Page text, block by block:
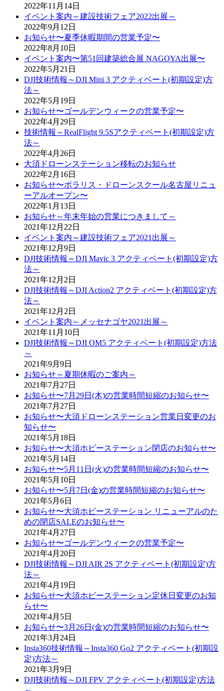
2022年11月14日
イベント案内～建設技術フェア2022出展～
2022年9月12日
お知らせ〜夏季休暇期間の営業予定〜
2022年8月10日
イベント案内〜第51回建築総合展 NAGOYA出展〜
2022年5月21日
DJI技術情報～DJI Mini 3 アクティベート(初期設定)方
法～
2022年5月19日
お知らせ〜ゴールデンウィークの営業予定〜
2022年4月29日
技術情報～RealFlight 9.5Sアクティベート(初期設定)方
法～
2022年4月26日
大須ドローンステーション移転のお知らせ
2022年2月16日
お知らせ〜ポラリス・ドローンスクール名古屋リニュ
ーアルオープン〜
2022年1月13日
お知らせ～年末年始の営業につきまして～
2021年12月22日
イベント案内～建設技術フェア2021出展～
2021年12月9日
DJI技術情報～DJI Mavic 3 アクティベート(初期設定)方
法～
2021年12月2日
DJI技術情報～DJI Action2 アクティベート(初期設定)方
法～
2021年12月2日
イベント案内～メッセナゴヤ2021出展～
2021年11月10日
DJI技術情報～DJI OM5 アクティベート(初期設定)方法
～
2021年9月9日
お知らせ～夏期休暇のご案内～
2021年7月27日
お知らせ〜7月29日(木)の営業時間短縮のお知らせ〜
2021年7月27日
お知らせ〜大須ドローンステーション営業日変更のお
知らせ〜
2021年5月18日
お知らせ〜大須ホビーステーション閉店のお知らせ〜
2021年5月14日
お知らせ〜5月11日(火)の営業時間短縮のお知らせ〜
2021年5月10日
お知らせ〜5月7日(金)の営業時間短縮のお知らせ〜
2021年5月6日
お知らせ〜大須ホビーステーション リニューアルのた
めの閉店SALEのお知らせ〜
2021年4月27日
お知らせ〜ゴールデンウィークの営業予定〜
2021年4月20日
DJI技術情報～DJI AIR 2S アクティベート(初期設定)方
法～
2021年4月19日
お知らせ〜大須ホビーステーション定休日変更のお知
らせ〜
2021年4月5日
お知らせ〜3月26日(金)の営業時間短縮のお知らせ〜
2021年3月24日
Insta360技術情報～Insta360 Go2 アクティベート(初期設
定)方法～
2021年3月9日
DJI技術情報～DJI FPV アクティベート(初期設定)方法